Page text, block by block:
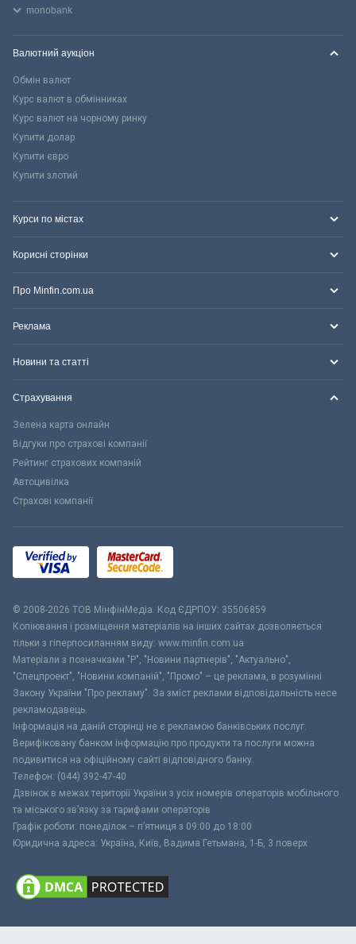
monobank
Валютний аукціон
Обмін валют
Курс валют в обмінниках
Курс валют на чорному ринку
Купити долар
Купити євро
Купити злотий
Курси по містах
Корисні сторінки
Про Minfin.com.ua
Реклама
Новини та статті
Страхування
Зелена карта онлайн
Відгуки про страхові компанії
Рейтинг страхових компаній
Автоцивілка
Страхові компанії
© 2008-2026 ТОВ МiнфiнМедiа. Код ЄДРПОУ: 35506859
Копіювання і розміщення матеріалів на інших сайтах дозволяється
тільки з гіперпосиланням виду: www.minfin.com.ua
Матеріали з позначками "Р", "Новини партнерів", "Актуально",
"Спецпроект", "Новини компаній", "Промо" – це реклама, в розумінні
Закону України "Про рекламу". За зміст реклами відповідальність несе
рекламодавець.
Інформація на даній сторінці не є рекламою банківських послуг.
Верифіковану банком інформацію про продукти та послуги можна
подивитися на офіційному сайті відповідного банку.
Телефон: (044) 392-47-40
Дзвінок в межах території України з усіх номерів операторів мобільного
та міського зв’язку за тарифами операторів
Графік роботи: понеділок – п’ятниця з 09:00 до 18:00
Юридична адреса: Україна, Київ, Вадима Гетьмана, 1-Б, 3 поверх